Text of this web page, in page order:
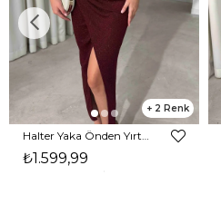
2
Halter Yaka Önden Yırtmaçlı Midi Boy Bordo Hasre Kadın Elbise 26Y502
₺1.599,99